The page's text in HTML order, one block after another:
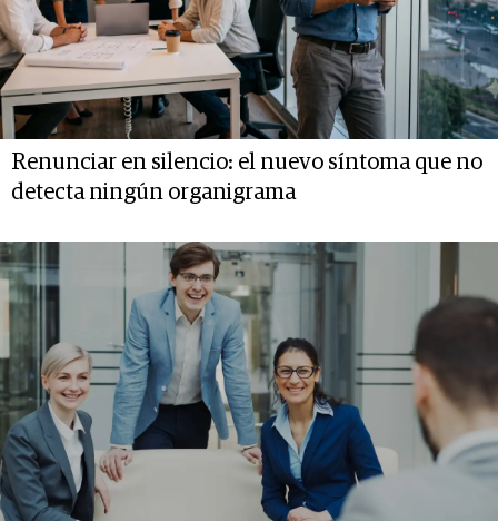
Renunciar en silencio: el nuevo síntoma que no
detecta ningún organigrama